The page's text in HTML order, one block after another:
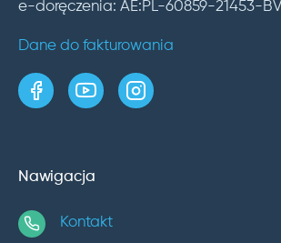
e-doręczenia: AE:PL-60859-21453-
Dane do fakturowania
strona w serwisie
kanał w serwisie
profil w
Nawigacja
Kontakt